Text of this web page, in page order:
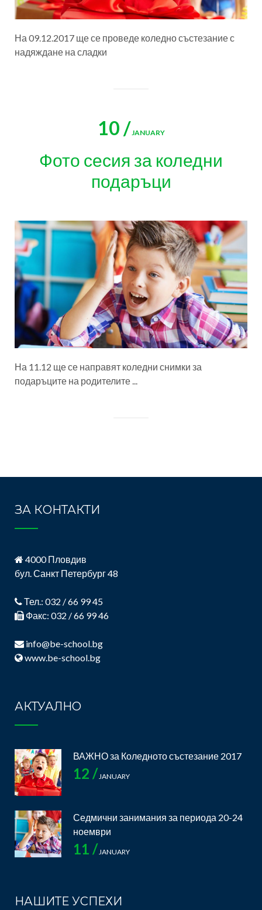
На 09.12.2017 ще се проведе коледно състезание с
надяждане на сладки
10 /JANUARY
Фото сесия за коледни
подаръци
На 11.12 ще се направят коледни снимки за
подаръците на родителите ...
ЗА КОНТАКТИ
4000 Пловдив
бул. Санкт Петербург 48
Тел.: 032 / 66 99 45
Факс: 032 / 66 99 46
info@be-school.bg
www.be-school.bg
АКТУАЛНО
ВАЖНО за Коледното състезание 2017
12 /JANUARY
Седмични занимания за периода 20-24
ноември
11 /JANUARY
НАШИТЕ УСПЕХИ